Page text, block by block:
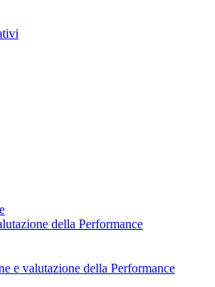
della Performance
e valutazione della Performance